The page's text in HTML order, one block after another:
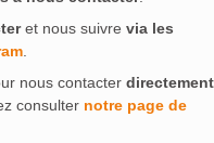
et nous suivre via les
.
nous contacter directement
consulter notre page de